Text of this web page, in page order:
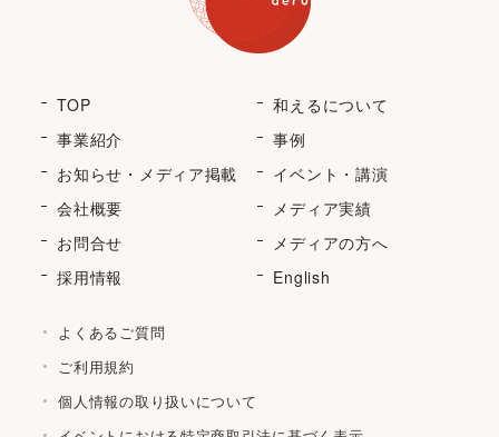
TOP
和えるについて
事業紹介
事例
お知らせ・メディア掲載
イベント・講演
会社概要
メディア実績
お問合せ
メディアの方へ
採用情報
English
よくあるご質問
ご利用規約
個人情報の取り扱いについて